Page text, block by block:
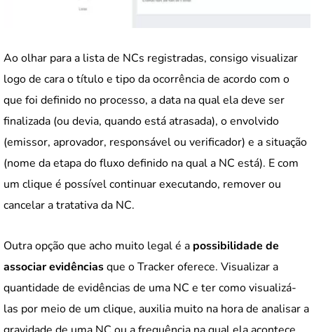
Ao olhar para a lista de NCs registradas, consigo visualizar
logo de cara o título e tipo da ocorrência de acordo com o
que foi definido no processo, a data na qual ela deve ser
finalizada (ou devia, quando está atrasada), o envolvido
(emissor, aprovador, responsável ou verificador) e a situação
(nome da etapa do fluxo definido na qual a NC está). E com
um clique é possível continuar executando, remover ou
cancelar a tratativa da NC.
Outra opção que acho muito legal é a possibilidade de
associar evidênciasque o Tracker oferece. Visualizar a
quantidade de evidências de uma NC e ter como visualizá-
las por meio de um clique, auxilia muito na hora de analisar a